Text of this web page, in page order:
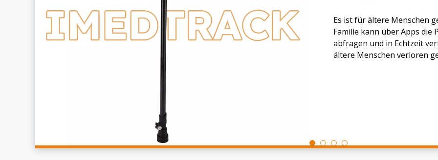
Es ist für ältere Menschen
Familie kann über Apps die
abfragen und in Echtzeit
ältere Menschen verloren